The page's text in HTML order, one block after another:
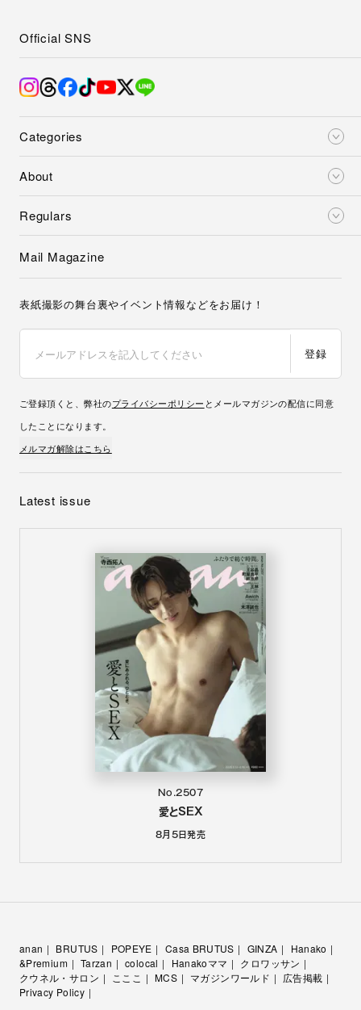
Categories
About
Regulars
Official SNS
Mail Magazine
表紙撮影の舞台裏やイベント情報などをお届け！
登録
ご登録頂くと、弊社のプライバシーポリシー とメールマガジンの配信に同意
したことになります。
メルマガ解除はこちら
Latest issue
No.2507
愛とSEX
8月5日発売
anan BRUTUS POPEYE Casa BRUTUS GINZA
Hanako
&Premium
Tarzan colocal Hanakoママ
クロワッサン
クウネル・サロン
こここ MCS マガジンワールド
広告掲載
Privacy Policy